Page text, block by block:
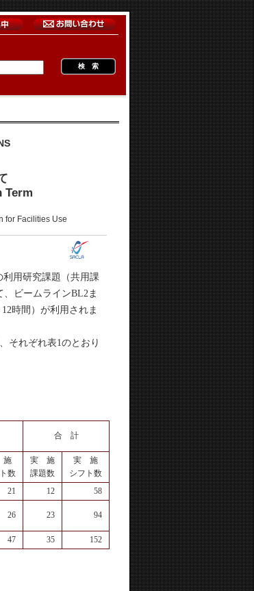
Term
Facilities Use
用研究課題（共用課
、ビームラインBL2ま
時間）が利用されま
それぞれ表1のとおり
合 計
数
実 施
課題数
実 施
シフト数
21 12
58
26 23 94
47 35 152